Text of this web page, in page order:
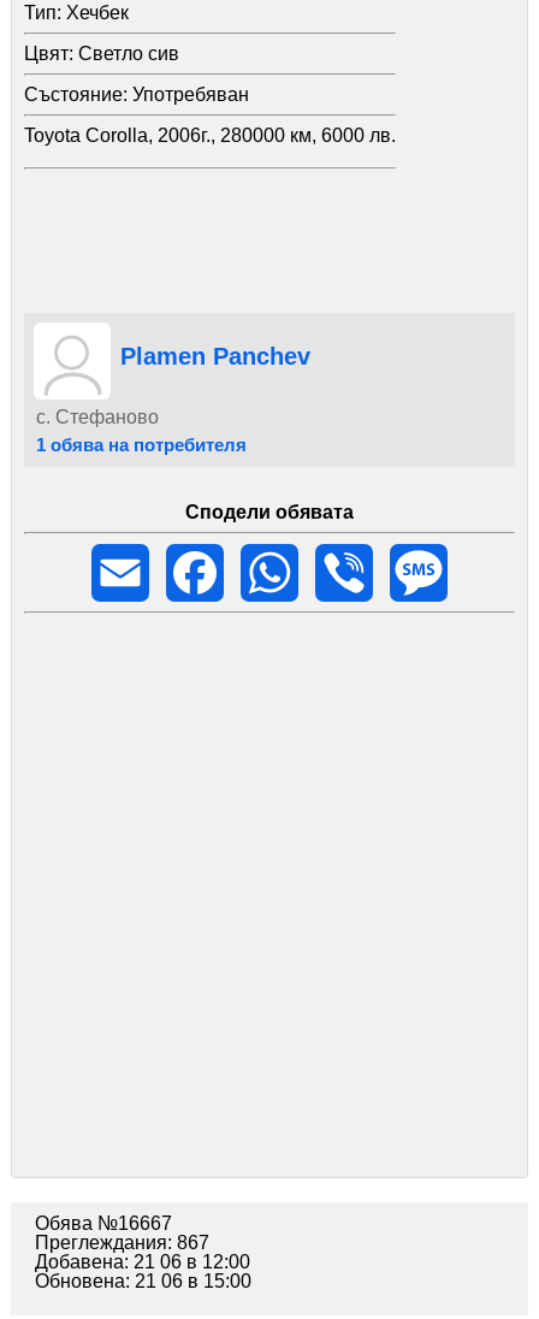
Тип: Хечбек
Цвят: Светло сив
Състояние: Употребяван
Toyota Corolla, 2006г., 280000 км, 6000 лв.
Plamen Panchev
с. Стефаново
1 обява на потребителя
Сподели обявата
Email
Facebook WhatsApp Viber
Обява №16667
Преглеждания: 867
Добавена: 21 06 в 12:00
Обновена: 21 06 в 15:00